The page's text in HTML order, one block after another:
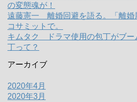
の変態魂が！
遠藤憲一 離婚回避を語る。「離婚
コサミットで。
キムタク ドラマ使用の包丁がブ
丁って？
アーカイブ
2020年4月
2020年3月